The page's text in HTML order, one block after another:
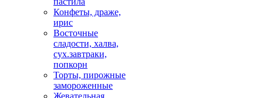
Конфеты, драже,
ирис
Восточные
сладости, халва,
сух.завтраки,
попкорн
Торты, пирожные
замороженные
Жевательная